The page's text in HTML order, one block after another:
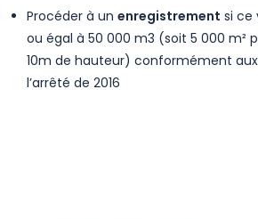
Procéder à un enregistrement si ce
ou égal à 50 000 m3 (soit 5 000 m²
10m de hauteur) conformément
l’arrêté de 2016